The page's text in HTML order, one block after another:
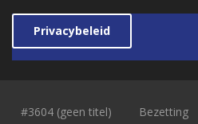
Privacybeleid
#3604 (geen titel) Bezetting